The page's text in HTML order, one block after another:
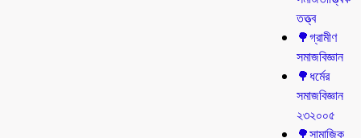
তত্ত্ব
🌳গ্রামীণ
সমাজবিজ্ঞান
🌳ধর্মের
সমাজবিজ্ঞান
২৩২০০৫